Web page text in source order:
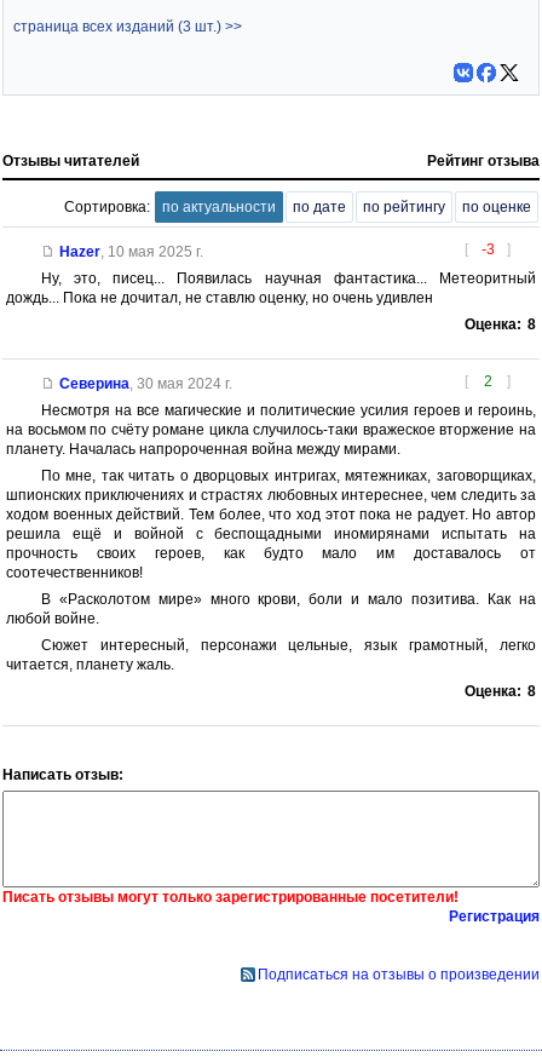
страница всех изданий (3 шт.) >>
Отзывы читателей Рейтинг отзыва
Сортировка: по актуальности по дате по рейтингу по оценке
[ -3 ]
Hazer, 10 мая 2025 г.
Ну, это, писец... Появилась научная фантастика... Метеоритный
дождь... Пока не дочитал, не ставлю оценку, но очень удивлен
Оценка: 8
[ 2 ]
Северина 30 мая 2024 г.
Несмотря на все магические и политические усилия героев и героинь,
на восьмом по счёту романе цикла случилось-таки вражеское вторжение на
планету. Началась напророченная война между мирами.
По мне, так читать о дворцовых интригах, мятежниках, заговорщиках,
шпионских приключениях и страстях любовных интереснее, чем следить за
ходом военных действий. Тем более, что ход этот пока не радует. Но автор
решила ещё и войной с беспощадными иномирянами испытать на
прочность своих героев, как будто мало им доставалось от
соотечественников!
В «Расколотом мире» много крови, боли и мало позитива. Как на
любой войне.
Сюжет интересный, персонажи цельные, язык грамотный, легко
читается, планету жаль.
Оценка: 8
Написать отзыв:
Писать отзывы могут только зарегистрированные посетители!
Регистрация
Подписаться на отзывы о произведении